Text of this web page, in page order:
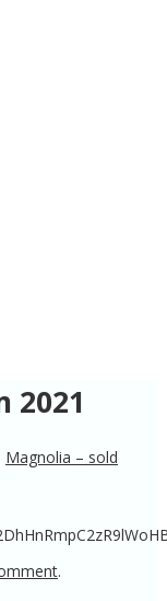
2021
Magnolia – sold
.